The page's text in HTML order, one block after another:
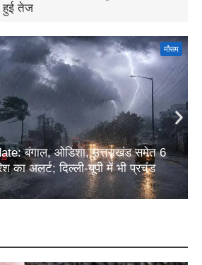
बड़ा जोर
मौसम
बंगाल, ओडिशा, उत्तराखंड समेत 6
का अलर्ट; दिल्ली-यूपी में भी प्रचंड